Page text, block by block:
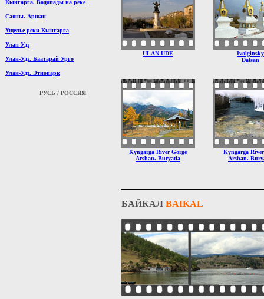
Кынгарга. Водопады на реке
Саяны. Аршан
Ущелье реки Кынгарга
Улан-Удэ
Улан-Удэ. Баатарай Урго
Улан-Удэ. Этнопарк
РУСЬ / РОССИЯ
ULAN-UDE
Ivolginsky
Datsan
Kyngarga River Gorge
Arshan. Buryatia
Kyngarga
Arshan.
БАЙКАЛ BAIKAL